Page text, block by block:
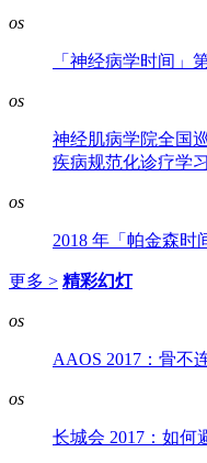
os
「神经病学时间」
os
神经肌病学院全国
疾病规范化诊疗学
os
2018 年「帕金森时
更多 > 精彩幻灯
os
AAOS 2017：骨不
os
长城会 2017：如何